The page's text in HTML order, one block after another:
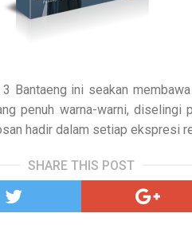
Bantaeng ini seakan
penuh warna-warni, diselingi
hadir dalam setiap ekspresi
SHARE THIS POST